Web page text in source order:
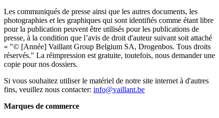
Les communiqués de presse ainsi que les autres documents, les
photographies et les graphiques qui sont identifiés comme étant libre
pour la publication peuvent être utilisés pour les publications de
presse, à la condition que l’avis de droit d'auteur suivant soit attaché
« "© [Année] Vaillant Group Belgium SA, Drogenbos. Tous droits
réservés." La réimpression est gratuite, toutefois, nous demander une
copie pour nos dossiers.
Si vous souhaitez utiliser le matériel de notre site internet à d'autres
fins, veuillez nous contacter: info@vaillant.be
Marques de commerce